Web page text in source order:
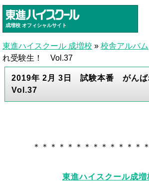
成増校 オフィシャルサイト
東進ハイスクール 成増校 » 校舎アルバム
れ受験生！ Vol.37
2019年 2月 3日 試験本番 がん
Vol.37
＊＊＊＊＊＊＊＊＊＊＊＊＊
東進ハイスクール成増